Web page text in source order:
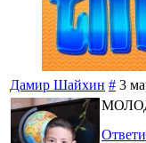
Дамир Шайхин # 3